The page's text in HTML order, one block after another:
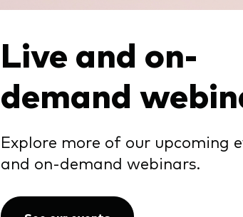
Live and on-
demand
Explore more of our upcoming
and on-demand webinars.